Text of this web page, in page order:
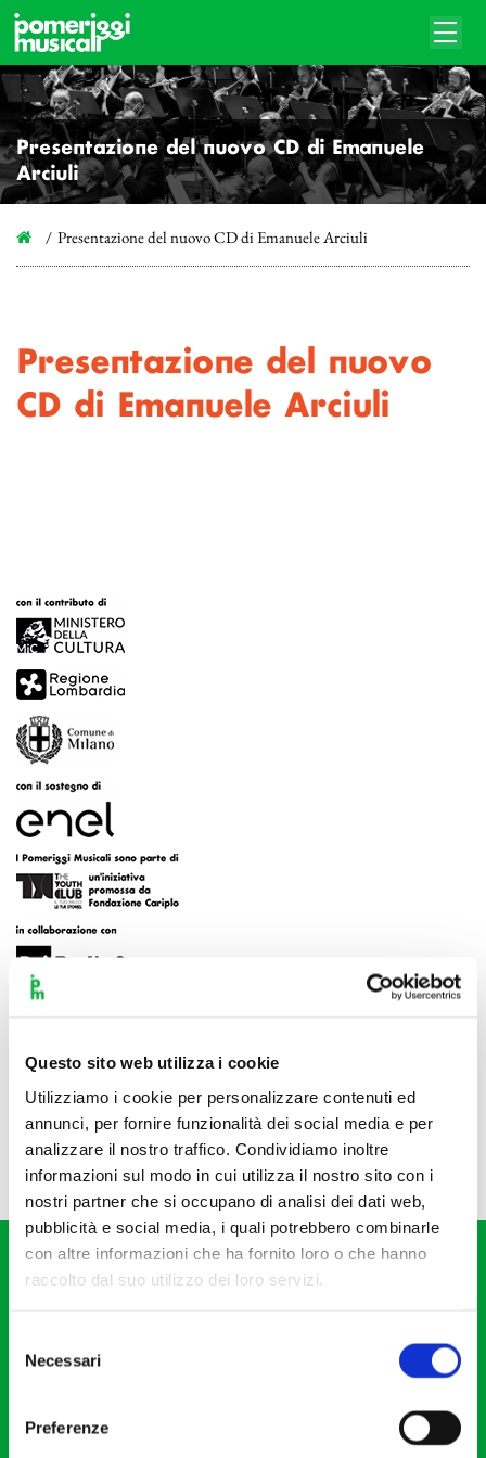
Questo sito web utilizza i cookie
Utilizziamo i cookie per personalizzare contenuti ed
annunci, per fornire funzionalità dei social media e per
analizzare il nostro traffico. Condividiamo inoltre
informazioni sul modo in cui utilizza il nostro sito con i
nostri partner che si occupano di analisi dei dati web,
pubblicità e social media, i quali potrebbero combinarle
con altre informazioni che ha fornito loro o che hanno
raccolto dal suo utilizzo dei loro servizi.
delNecessari
Preferenze
Presentazione del nuovo CD di Emanuele
Arciuli
Presentazione del nuovo CD di Emanuele Arciuli
Presentazione del nuovo
CD di Emanuele Arciuli
20121 Milano